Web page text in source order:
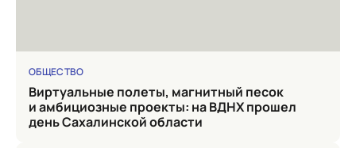
ОБЩЕСТВО
Виртуальные полеты, магнитный песок
и амбициозные проекты: на ВДНХ прошел
день Сахалинской области